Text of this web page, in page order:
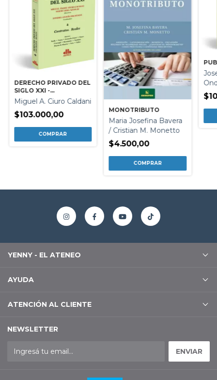
DERECHO PRIVADO DEL
SIGLO XXI -
CONTRATOS- REALES-
Miguel A. Ciuro Caldani
$103.000,00
MONOTRIBUTO
Maria Josefina Bavera
/ Cristian M. Monetto
$4.500,00
YENNY - EL ATENEO
AYUDA
ATENCIÓN AL CLIENTE
NEWSLETTER